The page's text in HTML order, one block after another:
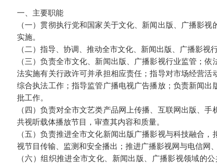
一、主要职能
（一）贯彻执行党和国家关于文化、新闻出版、广播影
实施。
（二）指导、协调、推动全市文化、新闻出版、广播影
（三）负责全市文化、新闻出版、广播影视行业监管；
法实施有关行政许可并承担相应责任；指导对市场经营
综合执法工作；指导监管广播电视广告播放；负责新闻
批工作。
（四）负责对全市文艺类产品网上传播、互联网出版、
共视听载体播放节目，审查其内容和质量。
（五）负责推进全市文化新闻出版广播影视与科技融合
视节目传输、监测和安全播出；推进广播影视网与电信网
（六）组织推进全市文化、新闻出版、广播影视领域的